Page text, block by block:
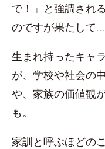
で！」と強調され
のですが果たして…
生まれ持ったキャ
が、学校や社会の
や、家族の価値観
も。
家訓と呼ぶほどの